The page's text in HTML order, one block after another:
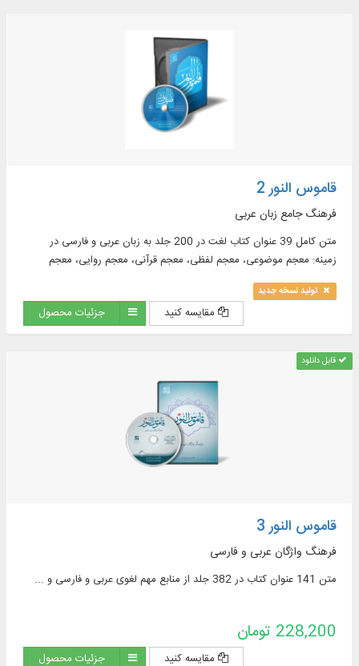
قاموس النور 2
فرهنگ جامع زبان عربی
متن کامل 39 عنوان کتاب لغت در 200 جلد به زبان عربی و فارسی در
زمینه: معجم موضوعی، معجم لفظی، معجم قرآنی، معجم روایی، معجم
فلسفی، معجم فقهی، معجم طبی، معجم جغرافیا و ...
تولید نسخه جدید
مقایسه کنید جزئیات محصول
قابل دانلود
قاموس النور 3
فرهنگ واژگان عربی و فارسی
متن 141 عنوان کتاب در 382 جلد از منابع مهم لغوی عربی و فارسی و ...
228,200 تومان
مقایسه کنید جزئیات محصول